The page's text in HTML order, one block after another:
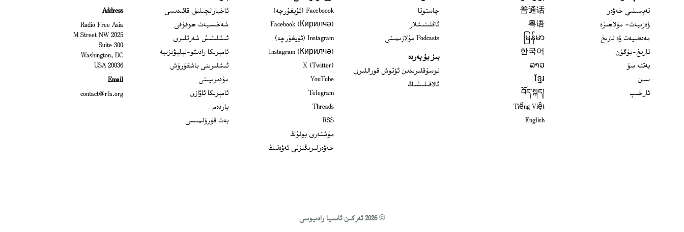
تەپسىلىي خەۋەر
ۋەزىيەت- مۇلاھىزە
مەدەنىيەت ۋە تارىخ
تارىخ-بۈگۈن
يەتتە سۇ
سىن
ئارخىپ
普通话
粤语
မြန်မာ
한국어
ລາວ
ខ្មែរ
བོད་སྐད།
Tiếng Việt
English
چاستوتا
ئاڭلىتىشلار
Podcasts مۇلازىمىتى
بىز بۇ يەردە
توسۇقلىرىدىن ئۆتۈش قوراللىرى Opens in new window
ئالاقىلىشىڭ
Faceboook (ئۇيغۇرچە)
Opens in new window
Facebook (Кирилчә)
Opens in new window
Instagram (ئۇيغۇرچە)
Opens in new window
Instagram (Кирилчә)
Opens in new window
X (Twitter)
Opens in new window
YouTube
Opens in new window
Telegram
Opens in new window
Threads
Opens in new window
RSS
مۇشتەرى بولۇڭ
خەۋەرلىرىڭىزنى ئەۋەتىڭ
ئاخباراتچىلىق قائىدىسى
شەخسىيەت ھوقۇقى
ئىشلىتىش شەرتلىرى
ئامېرىكا رادىئو-تېلېۋىزىيە
ئىشلىرىنى باشقۇرۇش
مۇدىرىيىتى
ئامېرىكا ئاۋازى
ياردەم
بەت قۇرۇلمىسى
Address
Radio Free Asia
2025 M Street NW
Suite 300
Washington, DC
20036 USA
Email
contact@rfa.org
© 2026 ئەركىن ئاسىيا رادىيوسى